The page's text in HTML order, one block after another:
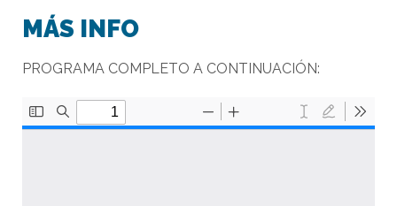
MÁS INFO
PROGRAMA COMPLETO A CONTINUACIÓN: